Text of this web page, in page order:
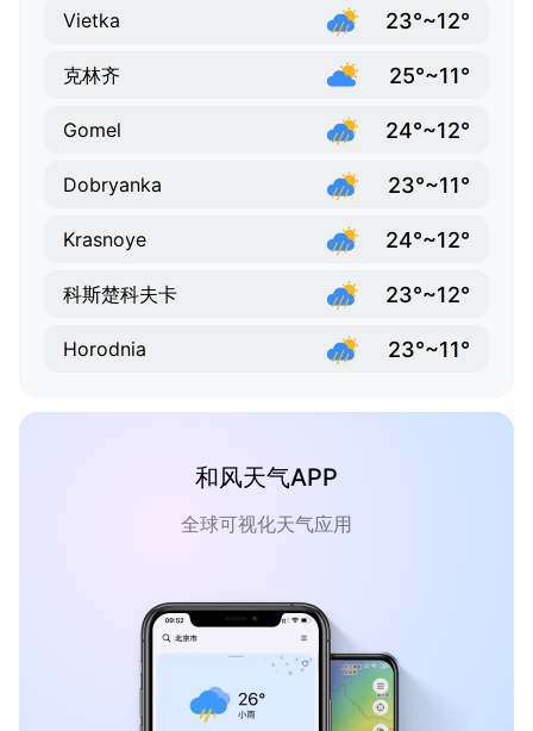
Vietka 23°~12°
克林齐 25°~11°
Gomel 24°~12°
Dobryanka 23°~11°
Krasnoye 24°~12°
科斯楚科夫卡 23°~12°
Horodnia 23°~11°
和风天气APP
全球可视化天气应用